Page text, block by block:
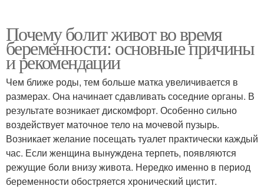
Почему болит живот во время
беременности: основные причины
и рекомендации
Чем ближе роды, тем больше матка увеличивается в
размерах. Она начинает сдавливать соседние органы. В
результате возникает дискомфорт. Особенно сильно
воздействует маточное тело на мочевой пузырь.
Возникает желание посещать туалет практически каждый
час. Если женщина вынуждена терпеть, появляются
режущие боли внизу живота. Нередко именно в период
беременности обостряется хронический цистит.